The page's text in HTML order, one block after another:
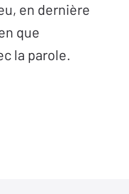
en dernière
que
la parole.